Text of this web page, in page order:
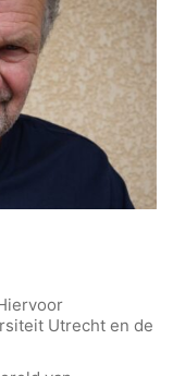
Utrecht en de